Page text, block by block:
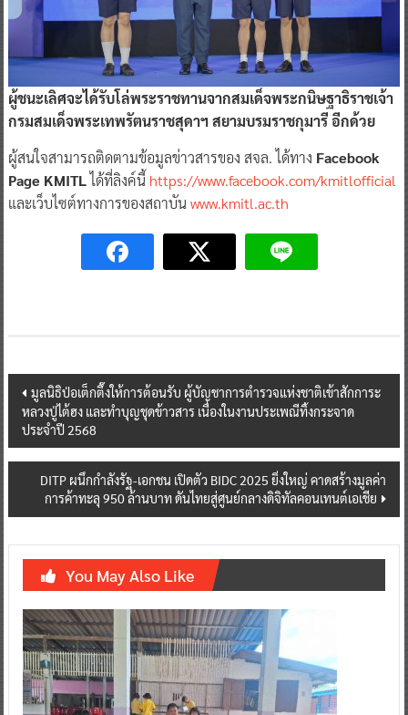
ผู้ชนะเลิศจะได้รับโล่พระราชทานจากสมเด็จพระกนิษฐาธิราชเจ้า
กรมสมเด็จพระเทพรัตนราชสุดาฯ สยามบรมราชกุมารี อีกด้วย
ผู้สนใจสามารถติดตามข้อมูลข่าวสารของ สจล. ได้ทาง Facebook
Page KMITLได้ที่ลิงค์นี้ https://www.facebook.com/kmitlofficial
และเว็บไซต์ทางการของสถาบันwww.kmitl.ac.th
Post
navigation
มูลนิธิป่อเต็กตึ๊งให้การต้อนรับ ผู้บัญชาการตำรวจแห่งชาติเข้าสักการะ
หลวงปู่ไต้ฮง และทำบุญชุดข้าวสาร เนื่องในงานประเพณีทิ้งกระจาด
ประจำปี 2568
DITP ผนึกกำลังรัฐ-เอกชน เปิดตัว BIDC 2025 ยิ่งใหญ่ คาดสร้างมูลค่า
การค้าทะลุ 950 ล้านบาท ดันไทยสู่ศูนย์กลางดิจิทัลคอนเทนต์เอเชีย
You May Also Like